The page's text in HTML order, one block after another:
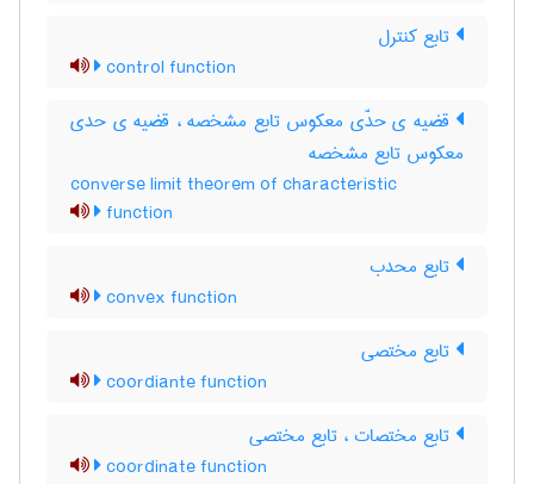
تابع کنترل
control function
قضیه ی حدّی معکوس تابع مشخصه ، قضیه ی حدی
معکوس تابع مشخصه
converse limit theorem of characteristic
function
تابع محدب
convex function
تابع مختصی
coordiante function
تابع مختصات ، تابع مختصی
coordinate function